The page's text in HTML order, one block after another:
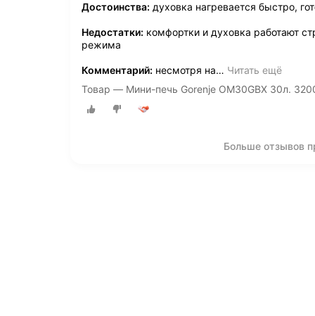
Достоинства: духовка нагревается быстро,
Недостатки: комфортки и духовка работают
режима
Комментарий: несмотря на… Читать ещё
Товар — Мини-печь Gorenje OM30GBX 30л.
Больше отзывов